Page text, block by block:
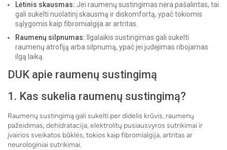
Lėtinis skausmas: Jei raumenų sustingimas nėra pašalintas, tai
gali sukelti nuolatinį skausmą ir diskomfortą, ypač tokiomis
sąlygomis kaip fibromialgija ar artritas.
Raumenų silpnumas: Ilgalaikis sustingimas gali sukelti
raumenų atrofiją arba silpnumą, ypač jei judėjimas ribojamas
ilgą laiką.
DUK apie raumenų sustingimą
1. Kas sukelia raumenų sustingimą?
Raumenų sustingimą gali sukelti per didelis krūvis, raumenų
pažeidimas, dehidratacija, elektrolitų pusiausvyros sutrikimai ir
įvairios sveikatos būklės, tokios kaip fibromialgija, artritas ar
neurologiniai sutrikimai.